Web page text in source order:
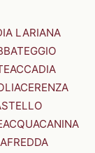
LARIANA
ACCADIA
ACERENZA
ACQUACANINA